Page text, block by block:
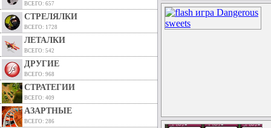
ВСЕГО: 657
СТРЕЛЯЛКИ
ВСЕГО: 1728
ЛЕТАЛКИ
ВСЕГО: 542
ДРУГИЕ
ВСЕГО: 968
СТРАТЕГИИ
ВСЕГО: 409
АЗАРТНЫЕ
ВСЕГО: 286